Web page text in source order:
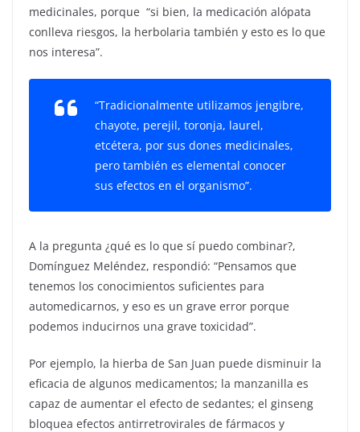
medicinales, porque “si bien, la medicación alópata
conlleva riesgos, la herbolaria también y esto es lo que
nos interesa”.
“Tradicionalmente utilizamos jengibre,
chayote, perejil, toronja, laurel,
etcétera, por sus dones medicinales,
pero también es elemental conocer
sus efectos en el organismo”.
A la pregunta ¿qué es lo que sí puedo combinar?,
Domínguez Meléndez, respondió: “Pensamos que
tenemos los conocimientos suficientes para
automedicarnos, y eso es un grave error porque
podemos inducirnos una grave toxicidad”.
Por ejemplo, la hierba de San Juan puede disminuir la
eficacia de algunos medicamentos; la manzanilla es
capaz de aumentar el efecto de sedantes; el ginseng
bloquea efectos antirretrovirales de fármacos y